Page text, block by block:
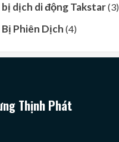
dịch di động Takstar(3)
Phiên Dịch (4)
Thịnh Phát